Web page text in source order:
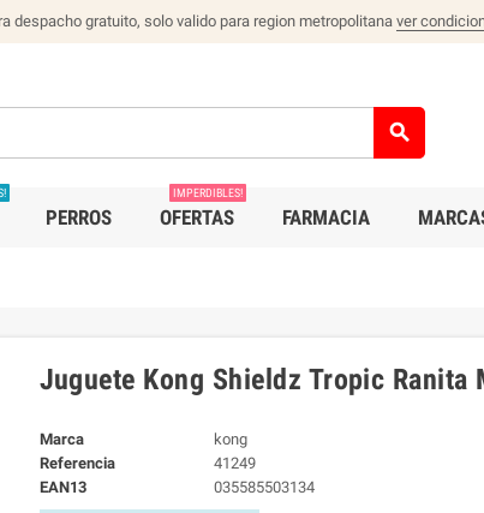
despacho gratuito, solo valido para region metropolitana ver
search
PERROS OFERTAS
IMPERDIBLES!
FARMACIA
Juguete Kong Shieldz Tropic Ranita
Marca
kong
Referencia
41249
EAN13
035585503134